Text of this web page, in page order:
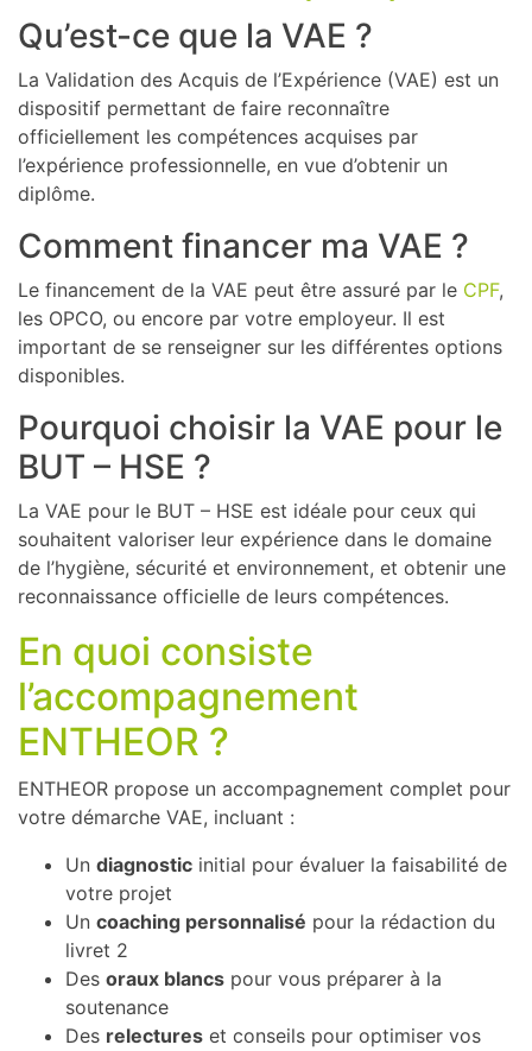
Qu’est-ce que la VAE ?
La Validation des Acquis de l’Expérience (VAE) est un
dispositif permettant de faire reconnaître
officiellement les compétences acquises par
l’expérience professionnelle, en vue d’obtenir un
diplôme.
Comment financer ma VAE ?
Le financement de la VAE peut être assuré par le CPF,
les OPCO, ou encore par votre employeur. Il est
important de se renseigner sur les différentes options
disponibles.
Pourquoi choisir la VAE pour le
BUT – HSE ?
La VAE pour le BUT – HSE est idéale pour ceux qui
souhaitent valoriser leur expérience dans le domaine
de l’hygiène, sécurité et environnement, et obtenir une
reconnaissance officielle de leurs compétences.
En quoi consiste
l’accompagnement
ENTHEOR ?
ENTHEOR propose un accompagnement complet pour
votre démarche VAE, incluant :
Un diagnostic initial pour évaluer la faisabilité de
votre projet
Un coaching personnalisé pour la rédaction du
livret 2
Des oraux blancs pour vous préparer à la
soutenance
Des relectures et conseils pour optimiser vos